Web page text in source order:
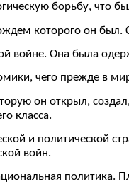
борьбу, что
которого он
войне. Она была
чего прежде в
он открыл,
класса.
и политической
войн.
политика.